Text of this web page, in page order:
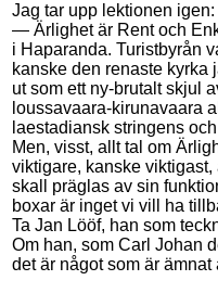
Jag tar upp lektionen igen:
— Ärlighet är Rent och
i Haparanda. Turistbyrån
kanske den renaste kyrka
ut som ett ny-brutalt skjul
loussavaara-kirunavaara
laestadiansk stringens
Men, visst, allt tal om
viktigare, kanske
skall präglas av sin
boxar är inget vi vill ha
Ta Jan Lööf, han som
Om han, som Carl Johan
det är något som är